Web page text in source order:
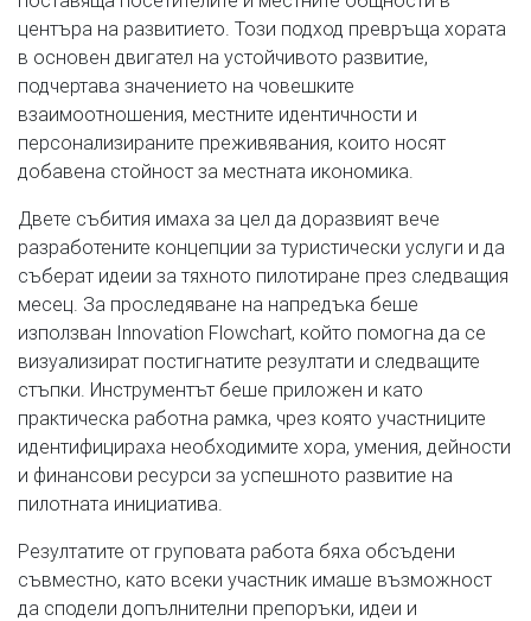
центъра на развитието. Този подход превръща хората
в основен двигател на устойчивото развитие,
подчертава значението на човешките
взаимоотношения, местните идентичности и
персонализираните преживявания, които носят
добавена стойност за местната икономика.
Двете събития имаха за цел да доразвият вече
разработените концепции за туристически услуги и да
съберат идеии за тяхното пилотиране през следващия
месец. За проследяване на напредъка беше
използван Innovation Flowchart, който помогна да се
визуализират постигнатите резултати и следващите
стъпки. Инструментът беше приложен и като
практическа работна рамка, чрез която участниците
идентифицираха необходимите хора, умения, дейности
и финансови ресурси за успешното развитие на
пилотната инициатива.
Резултатите от груповата работа бяха обсъдени
съвместно, като всеки участник имаше възможност
да сподели допълнителни препоръки, идеи и